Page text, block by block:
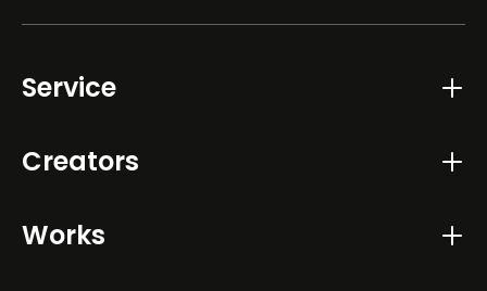
Service
Creators
Works